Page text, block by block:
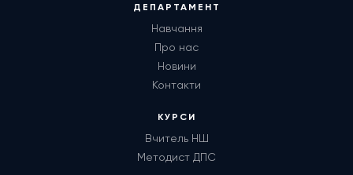
ДЕПАРТАМЕНТ
Навчання
Про нас
Новини
Контакти
КУРСИ
Вчитель НШ
Методист ДПС